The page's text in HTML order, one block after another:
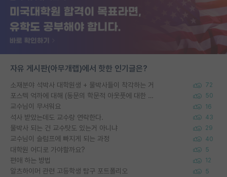
자유 게시판(아무개랩)에서 핫한 인기글은?
소재분야 석박사 대학원생 + 물박사들이 착각하는 거 72
포스텍 억까에 대해 (동문의 학문적 아웃풋에 대한 반박) 50
교수님이 무서워요 16
석사 받았는데도 교수랑 연락한다. 43
물박사 되는 건 교수탓도 있는거 아니냐 29
교수님이 슬럼프에 빠지게 되는 과정 40
대학원 어디로 가야할까요? 5
편애 하는 방법 12
알츠하이머 관련 고등학생 탐구 포트폴리오 5